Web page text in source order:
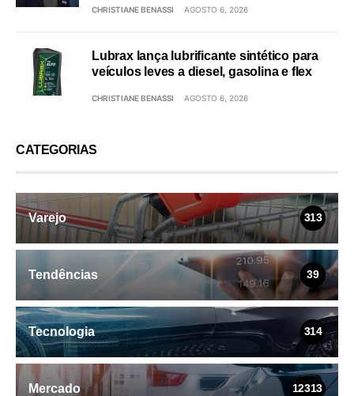
CHRISTIANE BENASSI AGOSTO 6, 2026
Lubrax lança lubrificante sintético para
veículos leves a diesel, gasolina e flex
CHRISTIANE BENASSI AGOSTO 6, 2026
CATEGORIAS
Varejo 313
Tendências 39
Tecnologia 314
Mercado 12313